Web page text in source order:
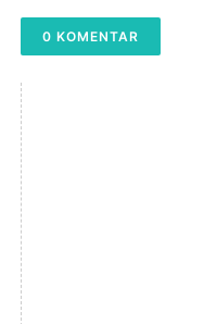
0 KOMENTAR